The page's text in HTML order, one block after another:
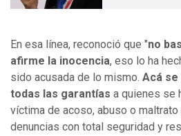
En esa línea, reconoció que "no
afirme la inocencia, eso lo ha
sido acusada de lo mismo. Acá
todas las garantías a quienes se
víctima de acoso, abuso o
denuncias con total seguridad y